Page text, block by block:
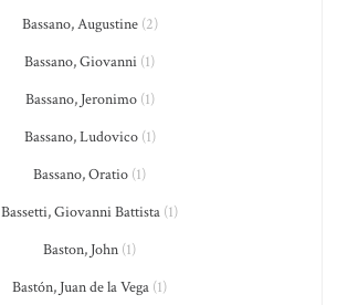
Bassano, Augustine(2)
Bassano, Giovanni (1)
Bassano, Jeronimo(1)
Bassano, Ludovico(1)
Bassano, Oratio (1)
Bassetti, Giovanni Battista (1)
Baston, John (1)
Bastón, Juan de la Vega (1)